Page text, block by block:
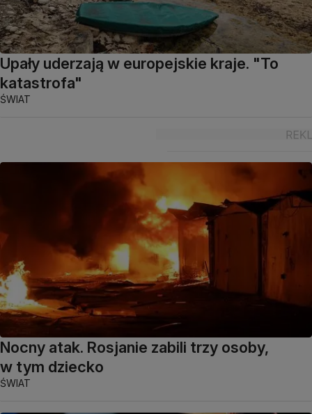
Upały uderzają w europejskie kraje. "To
katastrofa"
ŚWIAT
Nocny atak. Rosjanie zabili trzy osoby,
w tym dziecko
ŚWIAT